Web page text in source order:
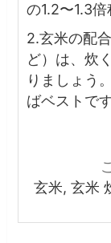
の1.2〜1.3倍
2.玄米の配
ど）は、炊
りましょう。
ばベストです
玄米, 玄米